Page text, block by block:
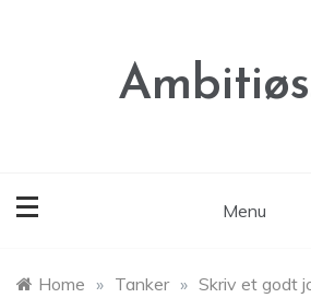
Menu
Home » Tanker » Skriv et godt